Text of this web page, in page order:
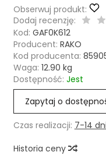
Obserwuj produkt:
Dodaj recenzję:
Kod: GAF0K612
Producent: RAKO
Kod producenta:
Waga: 12.90 kg
Dostępność: Jest
Zapytaj o
Czas realizacji: 7-14 dni
Historia ceny